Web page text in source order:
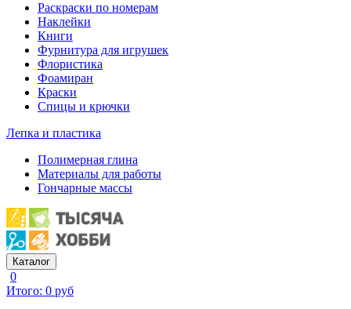
Раскраски по номерам
Наклейки
Книги
Фурнитура для игрушек
Флористика
Фоамиран
Краски
Спицы и крючки
Лепка и пластика
Полимерная глина
Материалы для работы
Гончарные массы
Каталог
0
Итого: 0 руб